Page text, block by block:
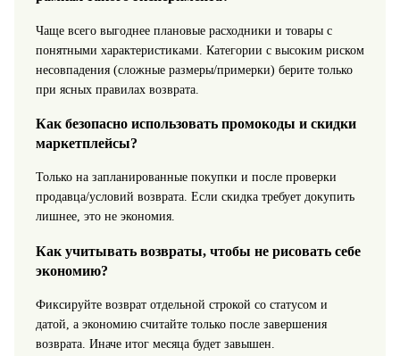
Чаще всего выгоднее плановые расходники и товары с
понятными характеристиками. Категории с высоким риском
несовпадения (сложные размеры/примерки) берите только
при ясных правилах возврата.
Как безопасно использовать промокоды и скидки
маркетплейсы?
Только на запланированные покупки и после проверки
продавца/условий возврата. Если скидка требует докупить
лишнее, это не экономия.
Как учитывать возвраты, чтобы не рисовать себе
экономию?
Фиксируйте возврат отдельной строкой со статусом и
датой, а экономию считайте только после завершения
возврата. Иначе итог месяца будет завышен.